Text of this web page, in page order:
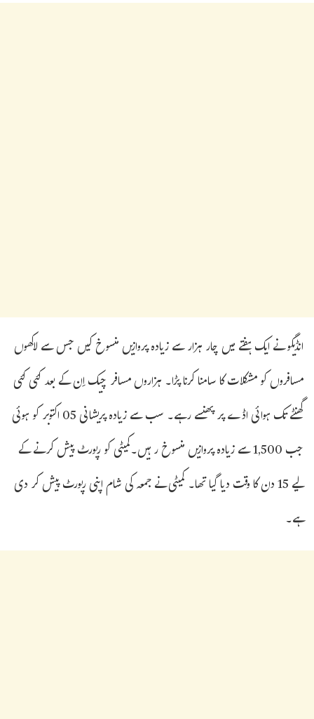
انڈیگو نے ایک ہفتے میں چار ہزار سے زیادہ پروازیں منسوخ کیں جس سے لاکھوں
مسافروں کو مشکلات کا سامنا کرنا پڑا۔ ہزاروں مسافر چیک اِن کے بعد کئی کئی
گھنٹے تک ہوائی اڈے پر پھنسے رہے۔ سب سے زیادہ پریشانی 05 اکتوبر کو ہوئی
جب 1,500 سے زیادہ پروازیں منسوخ رہیں۔کمیٹی کو رپورٹ پیش کرنے کے
لیے 15 دن کا وقت دیا گیا تھا۔ کمیٹی نے جمعہ کی شام اپنی رپورٹ پیش کر دی
ہے۔